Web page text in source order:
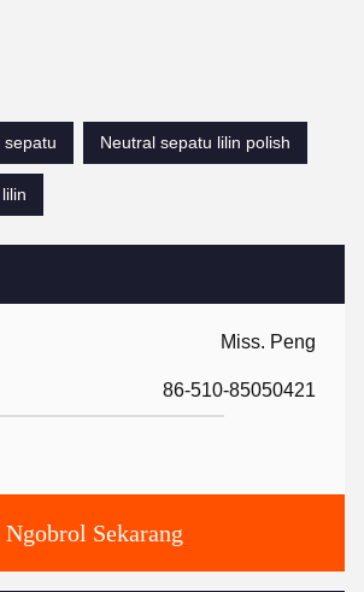
Miss. Peng
86-510-85050421
Ngobrol Sekarang
sepatu
Neutral sepatu lilin polish